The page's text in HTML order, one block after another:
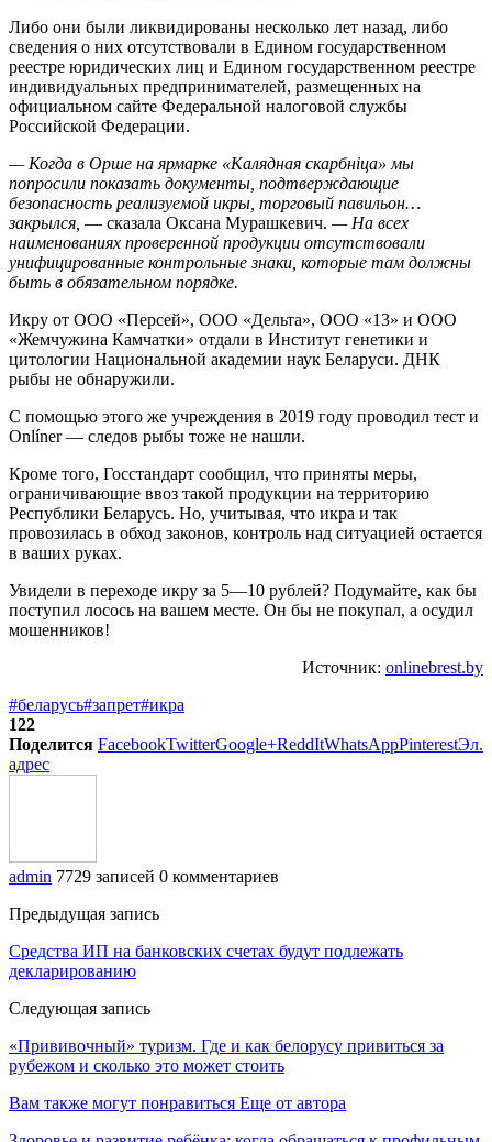
Либо они были ликвидированы несколько лет назад, либо
сведения о них отсутствовали в Едином государственном
реестре юридических лиц и Едином государственном реестре
индивидуальных предпринимателей, размещенных на
официальном сайте Федеральной налоговой службы
Российской Федерации.
— Когда в Орше на ярмарке «Калядная скарбнiца» мы
попросили показать документы, подтверждающие
безопасность реализуемой икры, торговый павильон…
закрылся, — сказала Оксана Мурашкевич. — На всех
наименованиях проверенной продукции отсутствовали
унифицированные контрольные знаки, которые там должны
быть в обязательном порядке.
Икру от ООО «Персей», ООО «Дельта», ООО «13» и ООО
«Жемчужина Камчатки» отдали в Институт генетики и
цитологии Национальной академии наук Беларуси. ДНК
рыбы не обнаружили.
С помощью этого же учреждения в 2019 году проводил тест и
Onlíner — следов рыбы тоже не нашли.
Кроме того, Госстандарт сообщил, что приняты меры,
ограничивающие ввоз такой продукции на территорию
Республики Беларусь. Но, учитывая, что икра и так
провозилась в обход законов, контроль над ситуацией остается
в ваших руках.
Увидели в переходе икру за 5—10 рублей? Подумайте, как бы
поступил лосось на вашем месте. Он бы не покупал, а осудил
мошенников!
Источник: onlinebrest.by
#беларусь#запрет#икра
122
Поделится FacebookTwitterGoogle+ReddItWhatsAppPinterestЭл.
адрес
admin 7729 записей 0 комментариев
Предыдущая запись
Средства ИП на банковских счетах будут подлежать
декларированию
Следующая запись
«Прививочный» туризм. Где и как белорусу привиться за
рубежом и сколько это может стоить
Вам также могут понравиться Еще от автора